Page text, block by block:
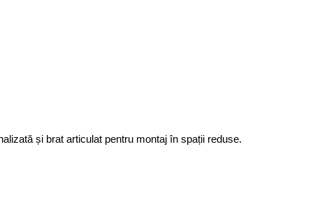
și brat articulat pentru montaj în spații reduse.